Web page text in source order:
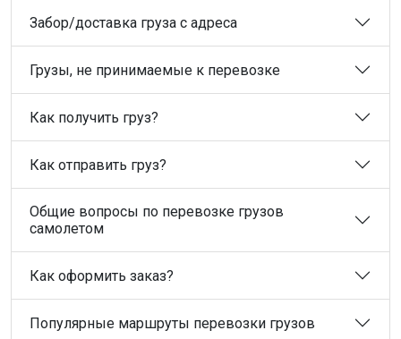
Забор/доставка груза с адреса
Грузы, не принимаемые к перевозке
Как получить груз?
Как отправить груз?
Общие вопросы по перевозке грузов
самолетом
Как оформить заказ?
Популярные маршруты перевозки грузов